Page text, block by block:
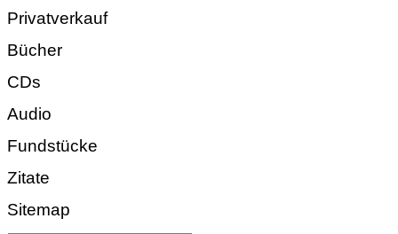
Privatverkauf
Bücher
CDs
Audio
Fundstücke
Zitate
Sitemap